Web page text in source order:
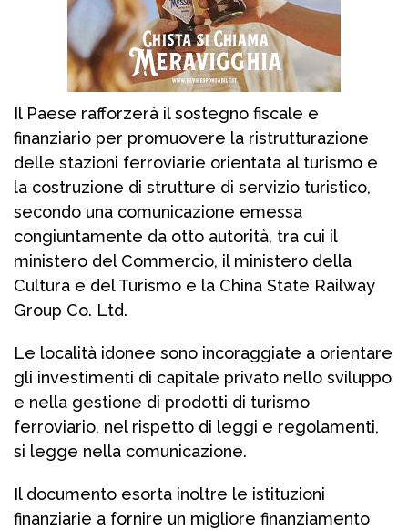
Il Paese rafforzerà il sostegno fiscale e
finanziario per promuovere la ristrutturazione
delle stazioni ferroviarie orientata al turismo e
la costruzione di strutture di servizio turistico,
secondo una comunicazione emessa
congiuntamente da otto autorità, tra cui il
ministero del Commercio, il ministero della
Cultura e del Turismo e la China State Railway
Group Co. Ltd.
Le località idonee sono incoraggiate a orientare
gli investimenti di capitale privato nello sviluppo
e nella gestione di prodotti di turismo
ferroviario, nel rispetto di leggi e regolamenti,
si legge nella comunicazione.
Il documento esorta inoltre le istituzioni
finanziarie a fornire un migliore finanziamento